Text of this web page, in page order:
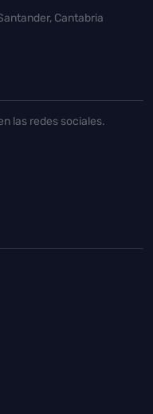
Cantabria
las redes sociales.